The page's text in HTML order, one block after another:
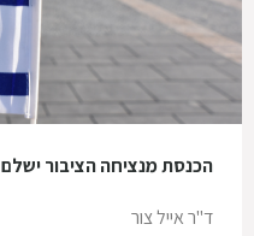
הכנסת מנציחה הציבור ישלם
ד"ר אייל צור